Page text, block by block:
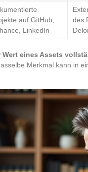
auf GitHub,
LinkedIn
des
Wert eines Assets
Merkmal kann in